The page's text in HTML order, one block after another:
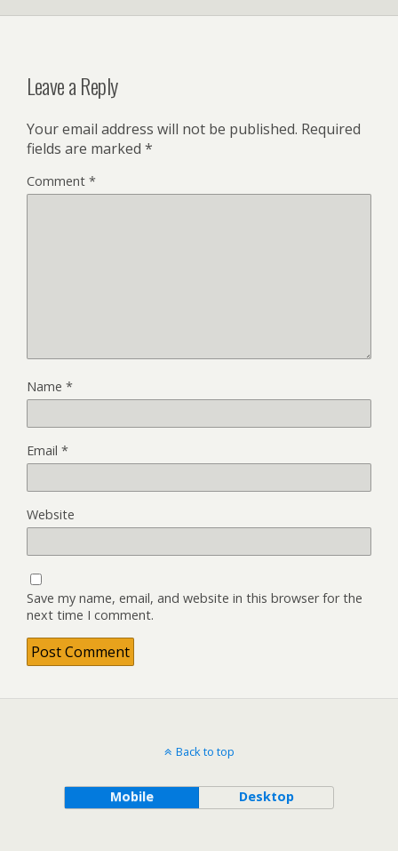
Leave a Reply
Your email address will not be published. Required
fields are marked *
Comment *
Name *
Email *
Website
Save my name, email, and website in this browser for the
next time I comment.
Back to top
Mobile Desktop